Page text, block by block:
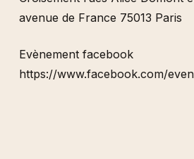
avenue de France 75013 Paris
Evènement facebook
https://www.facebook.com/